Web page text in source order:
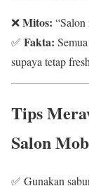
❌Mitos:
✅ Fakta:
supaya tetap
Tips
Salon
✅ Gunakan